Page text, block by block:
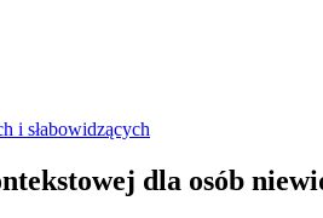
i słabowidzących
dla osób